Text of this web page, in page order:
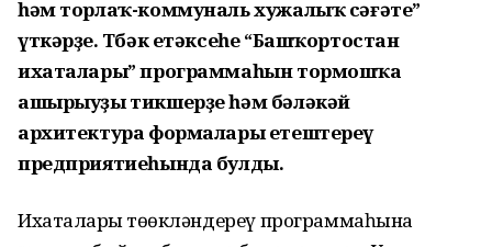
һәм торлаҡ-коммуналь хужалыҡ сәғәте”
үткәрҙе. Төбәк етәксеһе “Башҡортостан
ихаталары” программаһын тормошҡа
ашырыуҙы тикшерҙе һәм бәләкәй
архитектура формалары етештереү
предприятиеһында булды.
Ихаталарҙы төҙөкләндереү программаһына